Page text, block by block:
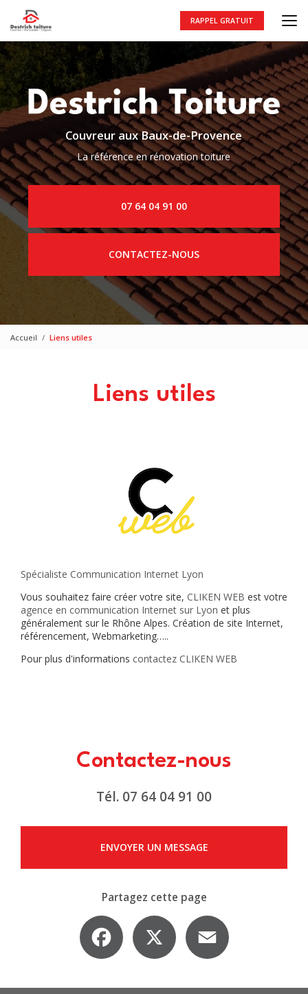
contenu
principal
RAPPEL GRATUIT
Couvreur aux Baux-de-Provence
La référence en rénovation toiture
07 64 04 91 00
CONTACTEZ-NOUS
Accueil Liens utiles
Liens utiles
Spécialiste Communication Internet Lyon
Vous souhaitez faire créer votre site, CLIKEN WEB est votre
agence en communication Internet sur Lyon et plus
généralement sur le Rhône Alpes. Création de site Internet,
référencement, Webmarketing…..
Pour plus d'informations contactez CLIKEN WEB
Contactez-nous
Tél. 07 64 04 91 00
ENVOYER UN MESSAGE
Partagez cette page
Facebook